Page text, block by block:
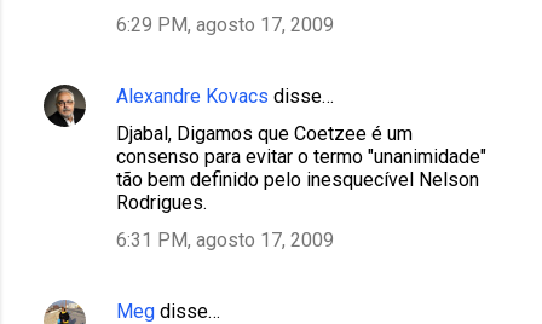
6:29 PM, agosto 17, 2009
Alexandre Kovacs disse…
Djabal, Digamos que Coetzee é um
consenso para evitar o termo "unanimidade"
tão bem definido pelo inesquecível Nelson
Rodrigues.
6:31 PM, agosto 17, 2009
Meg disse…